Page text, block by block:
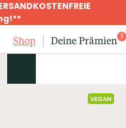
Shop
Deine Prämien 1
VEGAN